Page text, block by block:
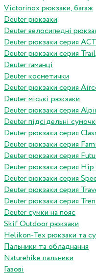
Victorinox рюкзаки, багаж
Deuter рюкзаки
Deuter велосипедні
Deuter рюкзаки серия
Deuter рюкзаки серия Trail
Deuter гаманці
Deuter косметички
Deuter рюкзаки серия
Deuter міські рюкзаки
Deuter рюкзаки серия
Deuter підсідельні
Deuter рюкзаки серия
Deuter рюкзаки серия
Deuter рюкзаки серия
Deuter рюкзаки серия Hip
Deuter рюкзаки серия
Deuter рюкзаки серия
Deuter рюкзаки серия
Deuter сумки на пояс
Skif Outdoor рюкзаки
Helikon-Tex рюкзаки та
Пальники та обладнання
Naturehike пальники
Газові